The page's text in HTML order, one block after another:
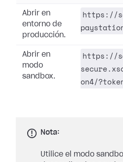
Abrir en
entorno de
producción.
https://
Abrir en
modo
sandbox.
https://
on4/
Nota:
Utilice el modo